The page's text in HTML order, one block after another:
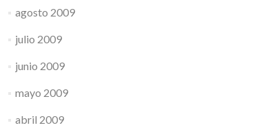
agosto 2009
julio 2009
junio 2009
mayo 2009
abril 2009